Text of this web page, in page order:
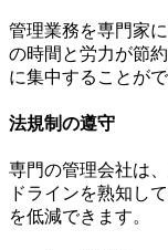
管理業務を専門家
の時間と労力が節
に集中することがで
法規制の遵守
専門の管理会社は
ドラインを熟知し
を低減できます。